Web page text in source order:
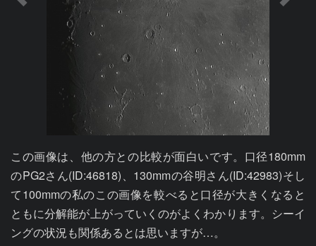
この画像は、他の方との比較が面白いです。口径180mm
のPG2さん(ID:46818)、130mmの谷明さん(ID:42983)そし
て100mmの私のこの画像を較べると口径が大きくなると
ともに分解能が上がっていくのがよくわかります。シーイ
ングの状況も関係あるとは思いますが…。